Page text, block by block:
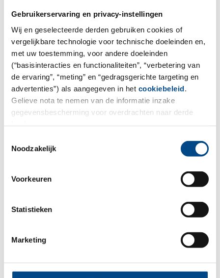
Gebruikerservaring en privacy-instellingen
Wij en geselecteerde derden gebruiken cookies of
vergelijkbare technologie voor technische doeleinden en,
met uw toestemming, voor andere doeleinden
(“basisinteracties en functionaliteiten”, “verbetering van
de ervaring”, “meting” en “gedragsgerichte targeting en
advertenties”) als aangegeven in het cookiebeleid
Gelieve nota te nemen van de informatie inzake
gegevensbescherming voor overdrachten naar derde
Noodzakelijk
Voorkeuren
Statistieken
Marketing
Pharmacelsus in 2015.
Pharmacelsus, one of Germany´s market-leading early
stage CRO, plans, organizes and realizes customized
preclinical studies for more than 20 years. Our assays
meet national and international regulatory demands
while using a unique consultative approach to serve
more than 120+ satisfied customers who rely on
Pharmacelsus’ expertise, experience and passion for
science.
Contact us:
Tel. +49 681 3946 - 7510
info@pharmacelsus.com